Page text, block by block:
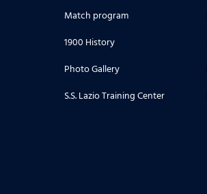
Match program
1900 History
Photo Gallery
S.S. Lazio Training Center